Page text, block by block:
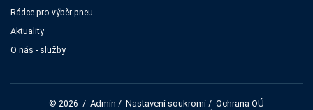
Rádce pro výběr pneu
Aktuality
O nás - služby
© 2026 / Admin / Nastavení soukromí / Ochrana OÚ